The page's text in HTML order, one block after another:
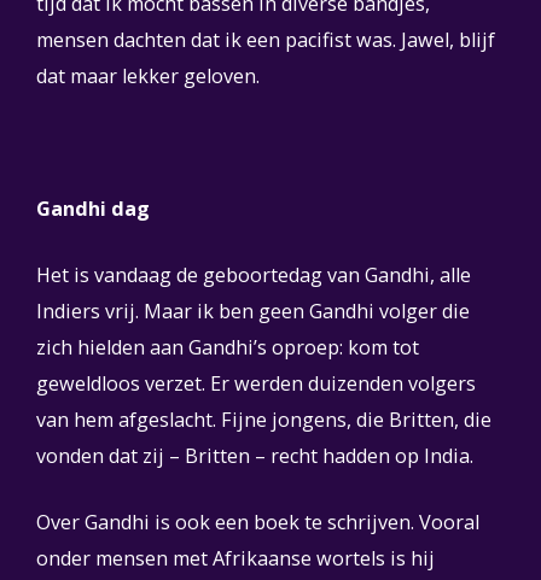
mensen dachten dat ik een pacifist was. Jawel, blijf
dat maar lekker geloven.
Gandhi dag
Het is vandaag de geboortedag van Gandhi, alle
Indiers vrij. Maar ik ben geen Gandhi volger die
zich hielden aan Gandhi’s oproep: kom tot
geweldloos verzet. Er werden duizenden volgers
van hem afgeslacht. Fijne jongens, die Britten, die
vonden dat zij – Britten – recht hadden op India.
Over Gandhi is ook een boek te schrijven. Vooral
onder mensen met Afrikaanse wortels is hij